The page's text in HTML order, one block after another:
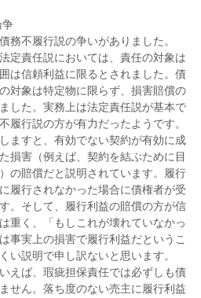
務不履行説の争いがありました。
定責任説においては、責任の対象は
は信頼利益に限るとされました。債
対象は特定物に限らず、損害賠償の
した。実務上は法定責任説が基本で
履行説の方が有力だったようです。
ますと、有効でない契約が有効に成
損害（例えば、契約を結ぶために目
の賠償だと説明されています。履行
履行されなかった場合に債権者が受
。そして、履行利益の賠償の方が信
重く、「もしこれが壊れていなかっ
事実上の損害で履行利益だというこ
い説明で申し訳ないと思います。
えば、瑕疵担保責任では必ずしも債
せん。落ち度のない売主に履行利益